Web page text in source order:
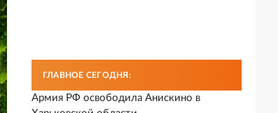
ГЛАВНОЕ СЕГОДНЯ:
Армия РФ освободила Анискино в